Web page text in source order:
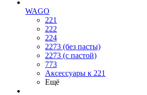
WAGO
221
222
224
2273 (без пасты)
2273 (с пастой)
773
Аксессуары к 221
Ещё